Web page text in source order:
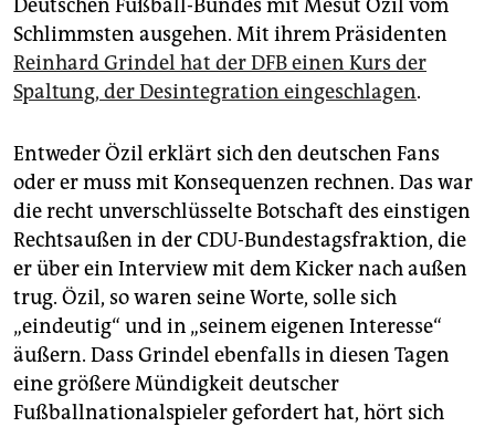
epaper login
Deutschen Fußball-Bundes mit Mesut Özil vom
Schlimmsten ausgehen. Mit ihrem Präsidenten
Reinhard Grindel hat der DFB einen Kurs der
Spaltung, der Desintegration eingeschlagen.
Entweder Özil erklärt sich den deutschen Fans
oder er muss mit Konsequenzen rechnen. Das war
die recht unverschlüsselte Botschaft des einstigen
Rechtsaußen in der CDU-Bundestagsfraktion, die
er über ein Interview mit dem Kicker nach außen
trug. Özil, so waren seine Worte, solle sich
„eindeutig“ und in „seinem eigenen Interesse“
äußern. Dass Grindel ebenfalls in diesen Tagen
eine größere Mündigkeit deutscher
Fußballnationalspieler gefordert hat, hört sich